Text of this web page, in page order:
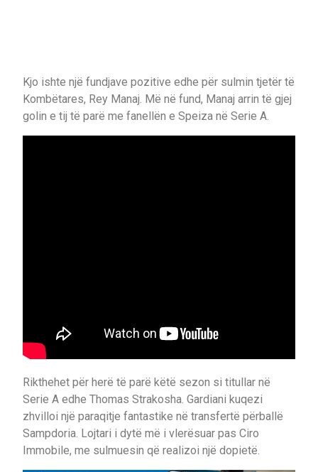
Kjo ishte një fundjave pozitive edhe për sulmin tjetër të
Kombëtares, Rey Manaj. Më në fund, Manaj arrin të gjej
golin e tij të parë me fanellën e Speiza në Serie A.
Rikthehet për herë të parë këtë sezon si titullar në
Serie A edhe Thomas Strakosha. Gardiani kuqezi
zhvilloi një paraqitje fantastike në transfertë përballë
Sampdoria. Lojtari i dytë më i vlerësuar pas Ciro
Immobile, me sulmuesin që realizoi një dopietë.